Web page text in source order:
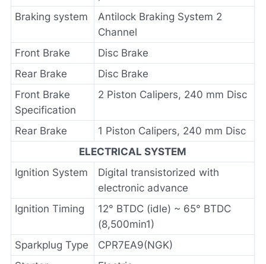
Braking system
Antilock Braking System 2
Channel
Front Brake
Disc Brake
Rear Brake
Disc Brake
Front Brake
Specification
2 Piston Calipers, 240 mm Disc
Rear Brake
1 Piston Calipers, 240 mm Disc
ELECTRICAL SYSTEM
Ignition System
Digital transistorized with
electronic advance
Ignition Timing
12° BTDC (idle) ~ 65° BTDC
(8,500min1)
Sparkplug Type
CPR7EA9(NGK)